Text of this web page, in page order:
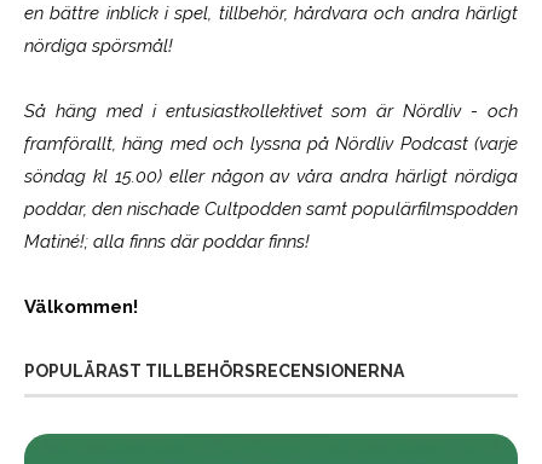
en bättre inblick i spel, tillbehör, hårdvara och andra härligt
nördiga spörsmål!
Så häng med i entusiastkollektivet som ärNördliv- och
framförallt, häng med och lyssna på Nördliv Podcast (varje
söndag kl 15.00) eller någon av våra andra härligt nördiga
poddar, den nischade Cultpodden samt populärfilmspodden
Matiné!; alla finns där poddar finns!
Välkommen!
POPULÄRAST TILLBEHÖRSRECENSIONERNA